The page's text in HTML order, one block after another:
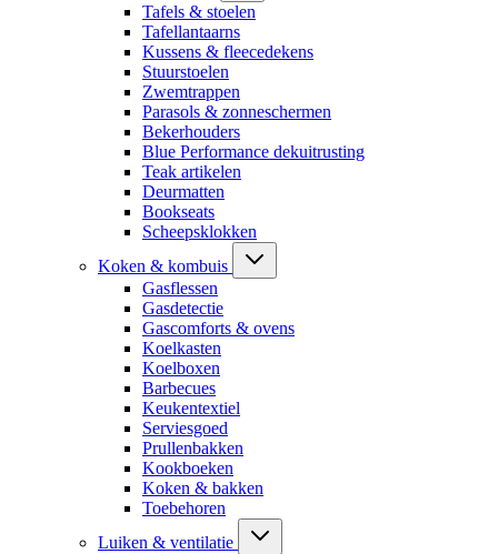
Tafels & stoelen
Tafellantaarns
Kussens & fleecedekens
Stuurstoelen
Zwemtrappen
Parasols & zonneschermen
Bekerhouders
Blue Performance dekuitrusting
Teak artikelen
Deurmatten
Bookseats
Scheepsklokken
Koken & kombuis
Gasflessen
Gasdetectie
Gascomforts & ovens
Koelkasten
Koelboxen
Barbecues
Keukentextiel
Serviesgoed
Prullenbakken
Kookboeken
Koken & bakken
Toebehoren
Luiken & ventilatie